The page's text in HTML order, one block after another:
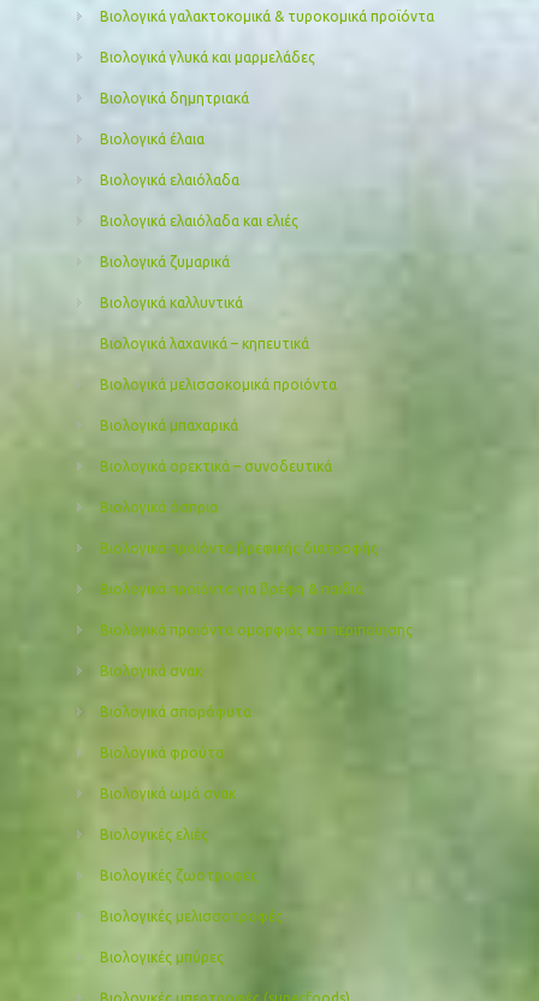
Βιολογικά γαλακτοκομικά & τυροκομικά προϊόντα
Βιολογικά γλυκά και μαρμελάδες
Βιολογικά δημητριακά
Βιολογικά έλαια
Βιολογικά ελαιόλαδα
Βιολογικά ελαιόλαδα και ελιές
Βιολογικά ζυμαρικά
Βιολογικά καλλυντικά
Βιολογικά λαχανικά – κηπευτικά
Βιολογικά μελισσοκομικά προιόντα
Βιολογικά μπαχαρικά
Βιολογικά ορεκτικά – συνοδευτικά
Βιολογικά όσπρια
Βιολογικά προϊόντα βρεφικής διατροφής
Βιολογικά προϊόντα για βρέφη & παιδιά
Βιολογικά προιόντα ομορφιάς και περιποίησης
Βιολογικά σνακ
Βιολογικά σπορόφυτα
Βιολογικά φρούτα
Βιολογικά ωμά σνακ
Βιολογικές ελιές
Βιολογικές ζωοτροφές
Βιολογικές μελισσοτροφές
Βιολογικές μπύρες
Βιολογικές υπερτροφές (superfoods)